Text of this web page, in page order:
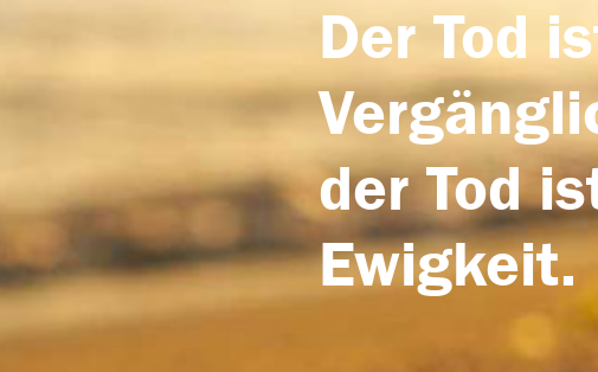
Der Tod
der Tod
Ewigkeit.